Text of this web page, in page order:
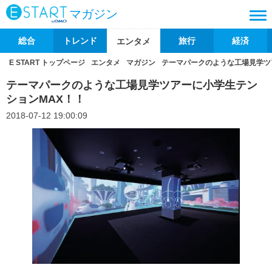
マガジン
総合 トレンド エンタメ 旅行 経済
E START トップページ エンタメ マガジン テーマパークのような工場見学
テーマパークのような工場見学ツアーに小学生テン
ションMAX！！
2018-07-12 19:00:09